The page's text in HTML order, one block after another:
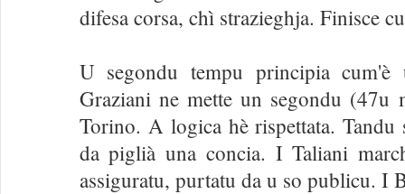
difesa corsa, chì strazieghja. Finisce
U segondu tempu principia
Graziani ne mette un segondu (47u
Torino. A logica hè rispettata. Tandu
da piglià una concia. I Taliani
assiguratu, purtatu da u so publicu. I